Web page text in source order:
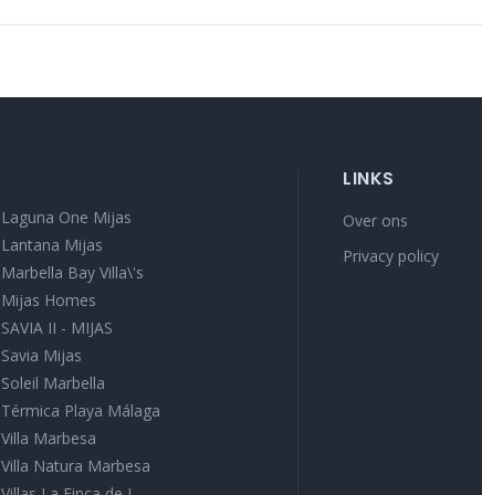
Laguna One Mijas
Lantana Mijas
Marbella Bay Villa\'s
Mijas Homes
SAVIA II - MIJAS
Savia Mijas
Soleil Marbella
Térmica Playa Málaga
Villa Marbesa
Villa Natura Marbesa
LINKS
Over ons
Privacy policy